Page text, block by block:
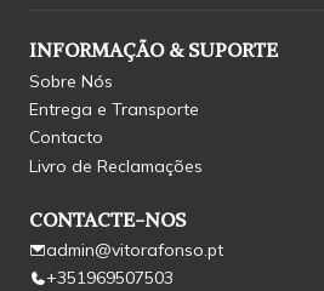
INFORMAÇÃO & SUPORTE
Sobre Nós
Entrega e Transporte
Contacto
Livro de Reclamações
CONTACTE-NOS
admin@vitorafonso.pt
+351969507503